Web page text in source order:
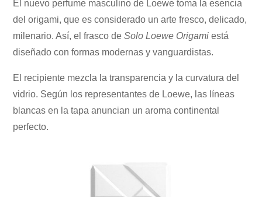
El nuevo perfume masculino de Loewe toma la esencia
del origami, que es considerado un arte fresco, delicado,
milenario. Así, el frasco deSolo Loewe Origami está
diseñado con formas modernas y vanguardistas.
El recipiente mezcla la transparencia y la curvatura del
vidrio. Según los representantes de Loewe, las líneas
blancas en la tapa anuncian un aroma continental
perfecto.